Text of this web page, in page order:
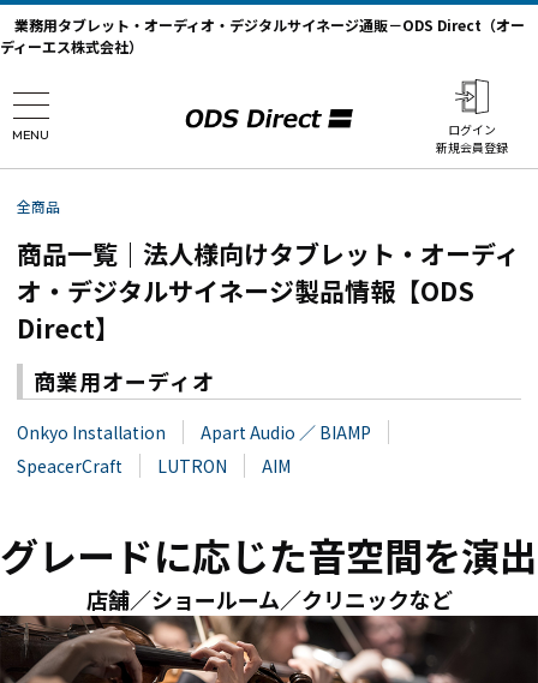
業務用タブレット・オーディオ・デジタルサイネージ通販－ODS Direct（オー
ディーエス株式会社）
MENU
ログイン
新規会員登録
全商品
商品一覧｜法人様向けタブレット・オーディ
オ・デジタルサイネージ製品情報【ODS
Direct】
商業用オーディオ
Onkyo Installation
Apart Audio ／ BIAMP
SpeacerCraft
LUTRON AIM
グレードに応じた音空間を演出
店舗／ショールーム／クリニックなど